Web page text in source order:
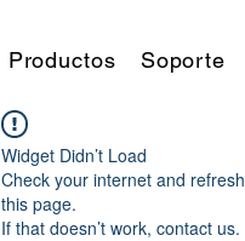
Productos Soporte
Widget Didn’t Load
Check your internet and refresh
this page.
If that doesn’t work, contact us.